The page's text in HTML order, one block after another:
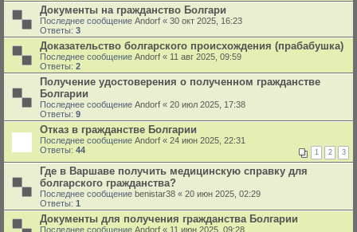
Документы на гражданство Болгари
Последнее сообщение Andorf « 30 окт 2025, 16:23
Ответы: 3
Доказательство болгарского происхождения (прабабушка)
Последнее сообщение Andorf « 11 авг 2025, 09:59
Ответы: 2
Получение удостоверения о полученном гражданстве
Болгарии
Последнее сообщение Andorf « 20 июл 2025, 17:38
Ответы: 9
Отказ в гражданстве Болгарии
Последнее сообщение Andorf « 24 июн 2025, 22:31
Ответы: 44 1 2 3
Где в Варшаве получить медицинскую справку для
болгарского гражданства?
Последнее сообщение benistar38 « 20 июн 2025, 02:29
Ответы: 1
Документы для получения гражданства Болгарии
Последнее сообщение Andorf « 11 июн 2025, 09:28